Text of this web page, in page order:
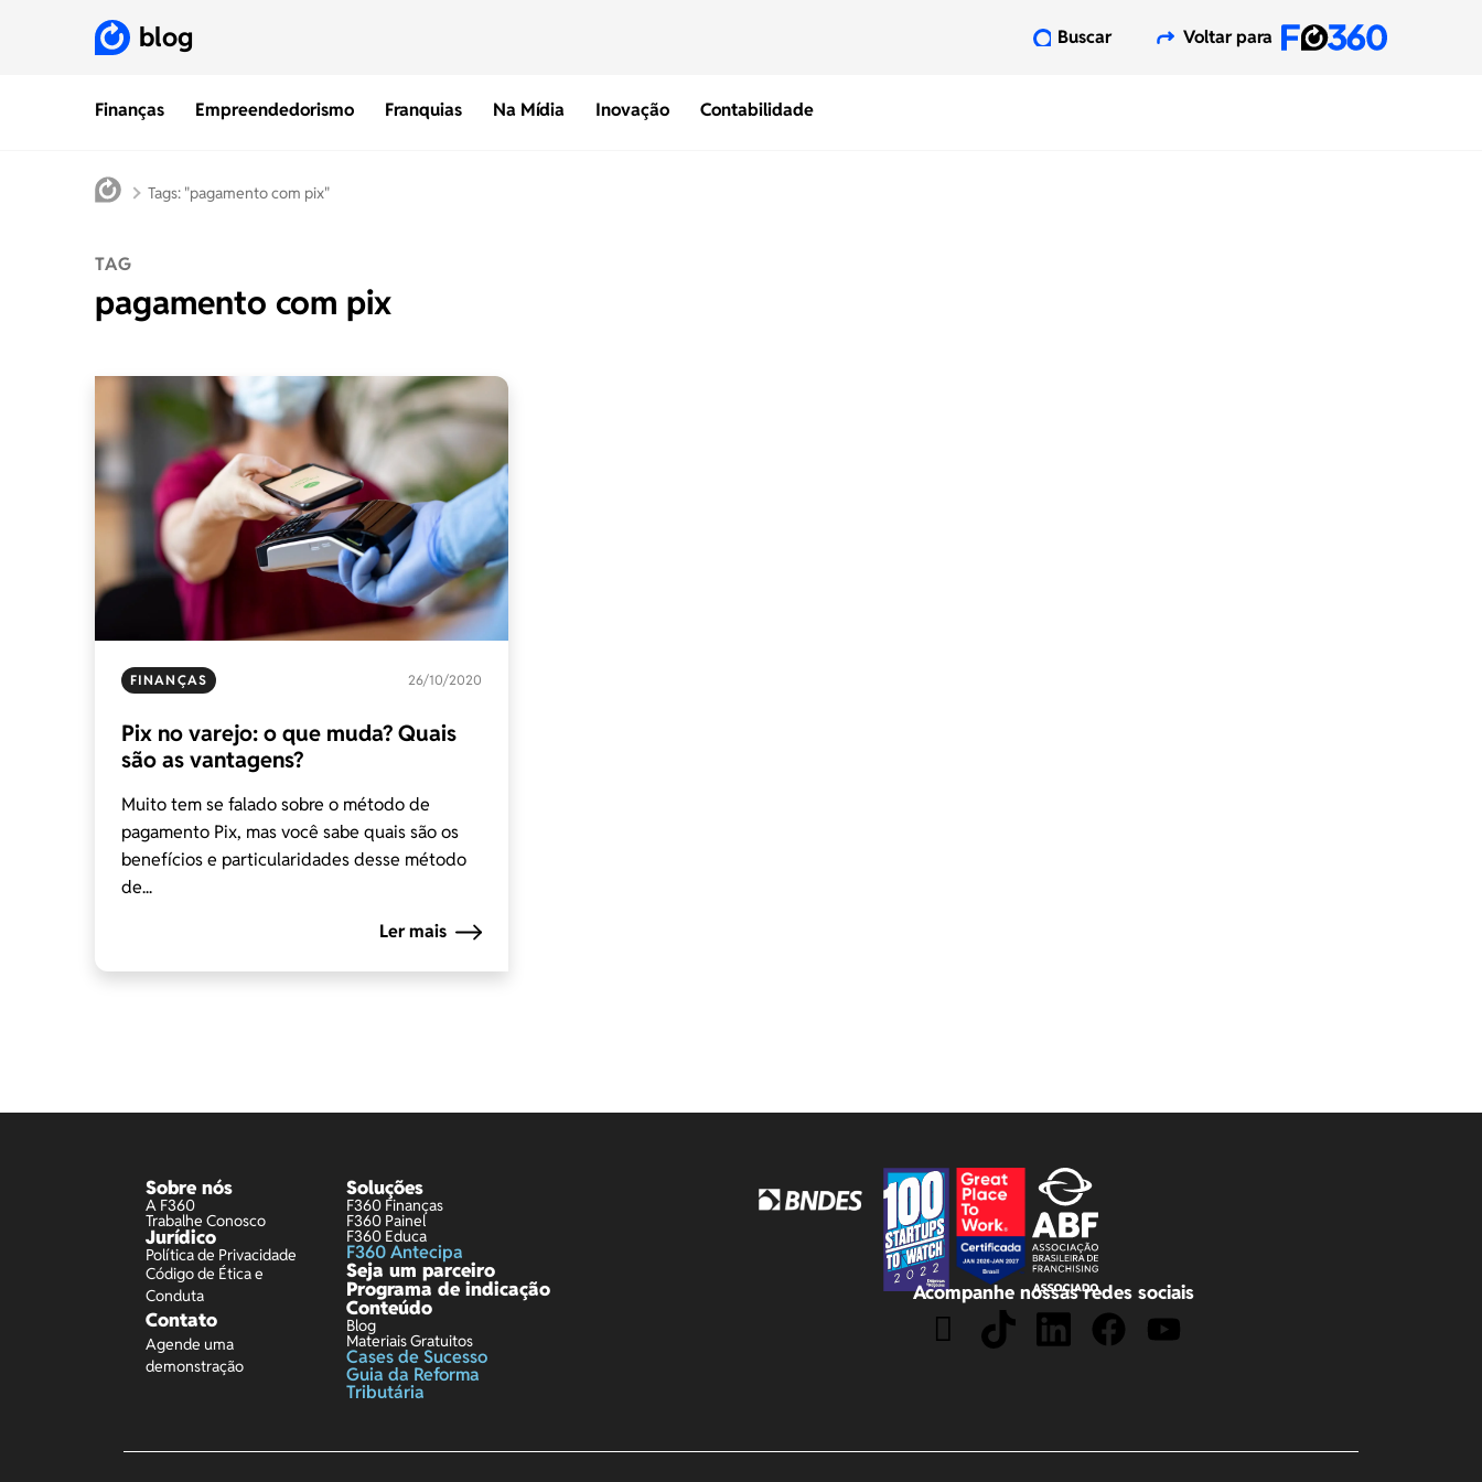
Finanças Empreendedorismo Franquias Na Mídia Inovação Contabilidade
blog Buscar Voltar para
Tags: "pagamento com pix"
TAG
pagamento com pix
FINANÇAS 26/10/2020
Pix no varejo: o que muda? Quais
são as vantagens?
Muito tem se falado sobre o método de
pagamento Pix, mas você sabe quais são os
benefícios e particularidades desse método
de...
Ler mais
Sobre nós
A F360
Trabalhe Conosco
Jurídico
Política de Privacidade
Código de Ética e
Conduta
Contato
Agende uma
demonstração
Soluções
F360 Finanças
F360 Painel
F360 Educa
F360 Antecipa
Seja um parceiro
Programa de indicação
Conteúdo
Blog
Materiais Gratuitos
Cases de Sucesso
Guia da Reforma
Tributária
Acompanhe nossas redes sociais